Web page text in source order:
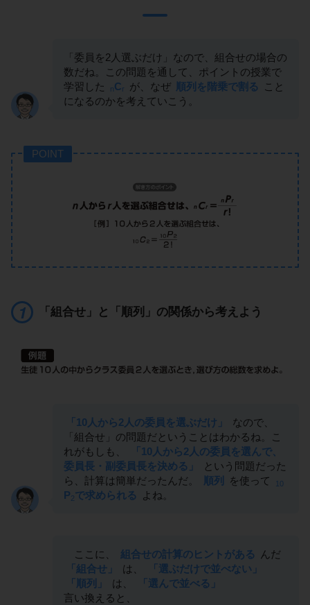
「委員を2人選ぶだけ」なので、組合せの場合の
数だね。この問題を通して、ポイントの授業で
学習した
nCr が、なぜ 順列を階乗で割る
こと
になるのかを考えていこう。
POINT
「組合せ」と「順列」の関係から考えよう
「10人から2人の委員を選ぶだけ」
なので、
「組合せ」の問題だということはわかるね。こ
れがもしも、
「10人から2人の委員を選んで、
委員長・副委員長を決める」
という問題だった
ら、計算は簡単だったんだ。
順列 を使って 10
P2で求められる よね。
ここに、 組合せの計算のヒントがある
んだ
「組合せ」
は、
「選ぶだけで並べない」
「順列」
は、
「選んで並べる」
言い換えると、